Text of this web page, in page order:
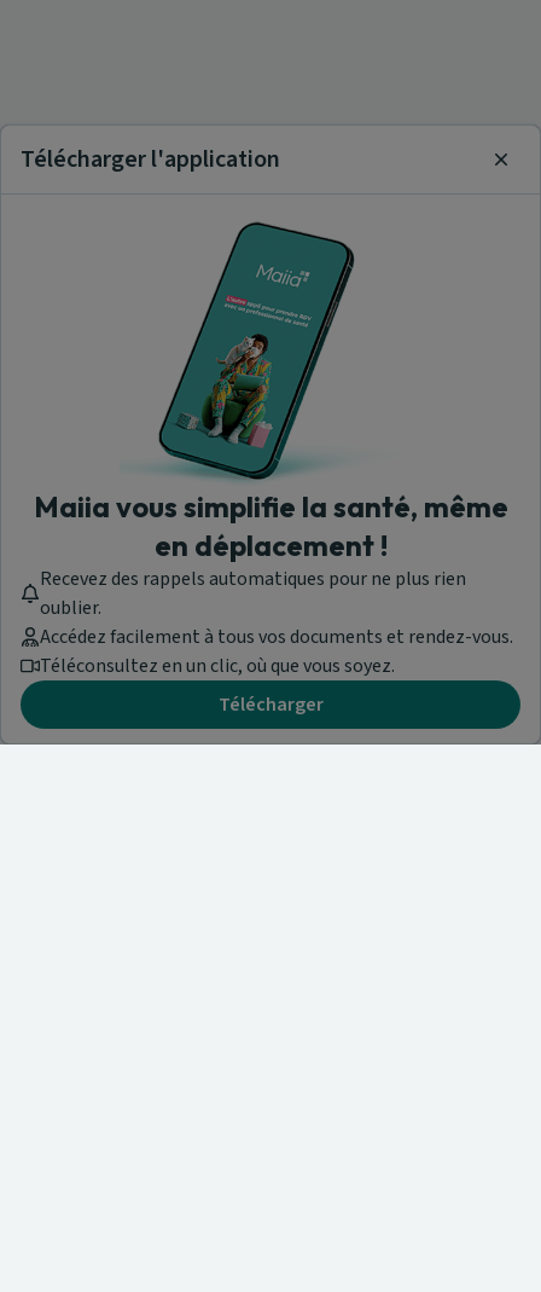
Télécharger l'application
Maiia vous simplifie la santé, même
en déplacement !
Recevez des rappels automatiques pour ne plus rien
oublier.
Accédez facilement à tous vos documents et rendez-vous.
Téléconsultez en un clic, où que vous soyez.
Télécharger